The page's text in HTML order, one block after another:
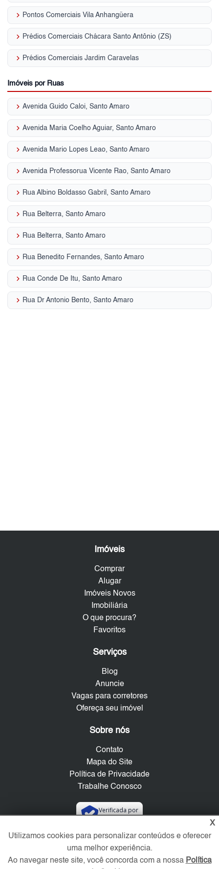
keyboard_arrow_right Pontos Comerciais Vila Anhangüera
keyboard_arrow_right Prédios Comerciais Chácara Santo Antônio (ZS)
keyboard_arrow_right Prédios Comerciais Jardim Caravelas
Imóveis por Ruas
keyboard_arrow_right Avenida Guido Caloi, Santo Amaro
keyboard_arrow_right Avenida Maria Coelho Aguiar, Santo Amaro
keyboard_arrow_right Avenida Mario Lopes Leao, Santo Amaro
keyboard_arrow_right Avenida Professorua Vicente Rao, Santo Amaro
keyboard_arrow_right Rua Albino Boldasso Gabril, Santo Amaro
keyboard_arrow_right Rua Belterra, Santo Amaro
keyboard_arrow_right Rua Belterra, Santo Amaro
keyboard_arrow_right Rua Benedito Fernandes, Santo Amaro
keyboard_arrow_right Rua Conde De Itu, Santo Amaro
keyboard_arrow_right Rua Dr Antonio Bento, Santo Amaro
Imóveis
Comprar
Alugar
Imóveis Novos
Imobiliária
O que procura?
Favoritos
Serviços
Blog
Anuncie
Vagas para corretores
Ofereça seu imóvel
Sobre nós
Contato
Mapa do Site
Política de Privacidade
Trabalhe Conosco
Verificada por
Redes Sociais
X
Utilizamos cookies para personalizar conteúdos e oferecer
uma melhor experiência.
Ao navegar neste site, você concorda com a nossa Política